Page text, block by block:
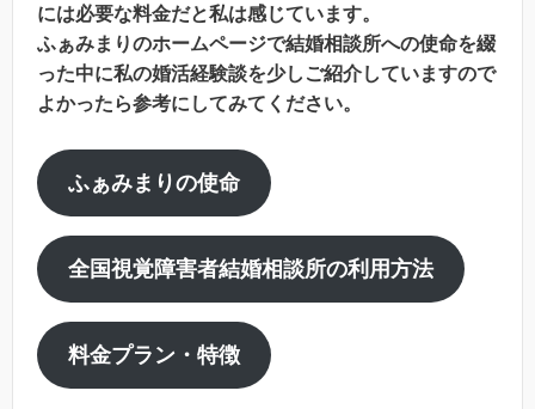
には必要な料金だと私は感じています。
ふぁみまりのホームページで結婚相談所への使命を綴
った中に私の婚活経験談を少しご紹介していますので
よかったら参考にしてみてください。
ふぁみまりの使命
全国視覚障害者結婚相談所の利用方法
料金プラン・特徴